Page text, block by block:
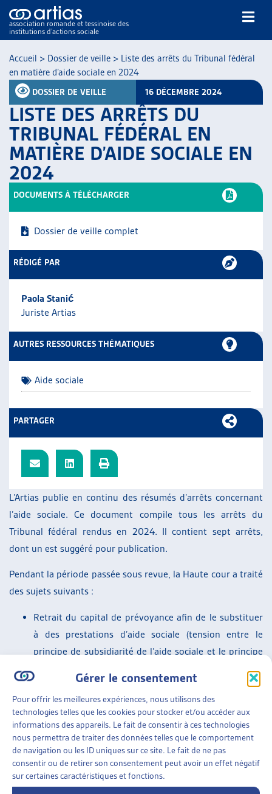
Gérer le consentement
Pour offrir les meilleures expériences, nous utilisons des
technologies telles que les cookies pour stocker et/ou accéder aux
informations des appareils. Le fait de consentir à ces technologies
nous permettra de traiter des données telles que le comportement
de navigation ou les ID uniques sur ce site. Le fait de ne pas
consentir ou de retirer son consentement peut avoir un effet négatif
sur certaines caractéristiques et fonctions.
association romande et tessinoise des
institutions d’actions sociale
NOS PUBLICATIONS
ARTICLES
DOSSIERS DU MOIS
VEILLE
THÉMATIQUES
GUIDE SOCIAL ROMAND
AUTRES
L’ASSOCIATION
PROJETS ET ACTIVITÉS
JOURNÉES D’AUTOMNE
Accueil > Dossier de veille > Liste des arrêts du Tribunal fédéral
en matière d’aide sociale en 2024
DOSSIER DE VEILLE 16 DÉCEMBRE 2024
LISTE DES ARRÊTS DU
TRIBUNAL FÉDÉRAL EN
MATIÈRE D’AIDE SOCIALE EN
2024
L’Artias publie en continu des résumés d’arrêts concernant
l’aide sociale. Ce document compile tous les arrêts du
Tribunal fédéral rendus en 2024. Il contient sept arrêts,
dont un est suggéré pour publication.
Pendant la période passée sous revue, la Haute cour a traité
des sujets suivants :
Retrait du capital de prévoyance afin de le substituer
à des prestations d’aide sociale (tension entre le
principe de subsidiarité de l’aide sociale et le principe
sujet concerne deux arrêts ;
Date de début d’octroi de l’aide et montants alloués ;
Droit d’être entendu ;
Prise en charge du loyer d’un jeune adulte sans
formation vivant auprès de ses parents;
Détermination du domicile d’assistance, dans deux
arrêts également.
DOCUMENTS À TÉLÉCHARGER
Dossier de veille complet
RÉDIGÉ PAR
Paola Stanić
Juriste Artias
AUTRES RESSOURCES THÉMATIQUES
Aide sociale
PARTAGER